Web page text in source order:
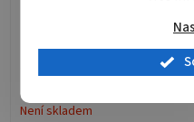
Elektronická licence: DELL
OpenManage Enterprise
servery 12. a 13. generace
Není skladem